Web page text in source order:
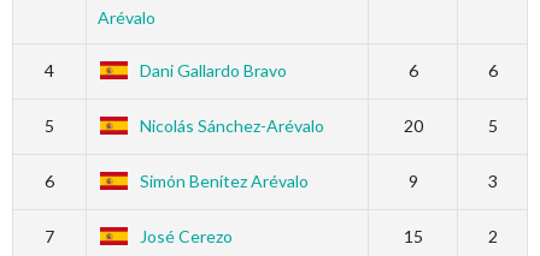
Arévalo
4 Dani Gallardo Bravo 6 6
5 Nicolás Sánchez-Arévalo 20 5
6 Simón Benítez Arévalo 9 3
7 José Cerezo 15 2